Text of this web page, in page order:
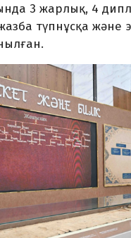
3 жарлық, 4
түпнұсқа және